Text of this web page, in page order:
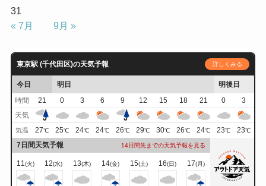
31
« 7月
9月 »
東京駅 (千代田区)の天気予報 詳しくみる
今日 明日
明後日
時間
21 0 3 6 9 12 15 18 21 0
3
天気
気温 27℃ 25℃ 24℃ 24℃ 26℃ 29℃ 30℃ 26℃ 24℃ 23℃ 23℃
7日間天気予報 14日間先までの天気予報を見る
11(火) 12(水) 13(木) 14(金) 15(土) 16(日) 17(月)